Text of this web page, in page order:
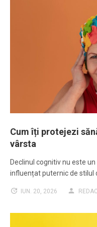
Cum îți protejezi
vârsta
Declinul cognitiv nu este
influențat puternic de stilul
IUN. 20, 2026